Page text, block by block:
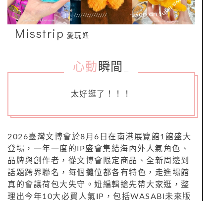
Misstrip 愛玩妞
心動 瞬間
太好逛了！！！
2026臺灣文博會於8月6日在南港展覽館1館盛大
登場，一年一度的IP盛會集結海內外人氣角色、
品牌與創作者，從文博會限定商品、全新周邊到
話題跨界聯名，每個攤位都各有特色，走進場館
真的會讓荷包大失守。妞編輯搶先帶大家逛，整
理出今年10大必買人氣IP，包括WASABI未來版